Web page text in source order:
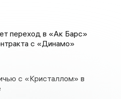
переход в «Ак Барс»
с «Динамо»
с «Кристаллом» в